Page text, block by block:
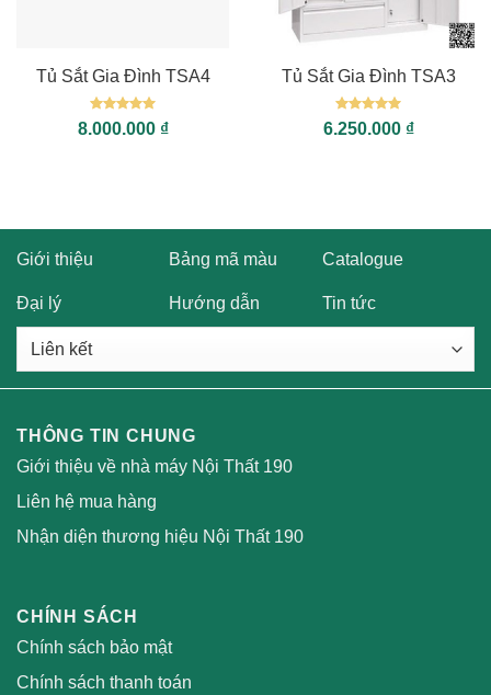
Tủ Sắt Gia Đình TSA4
Được xếp
hạng55
8.000.000 ₫
Tủ Sắt Gia Đình TSA3
Được xếp
hạng55
6.250.000 ₫
Giới thiệu Bảng mã màu Catalogue
Đại lý Hướng dẫn Tin tức
THÔNG TIN CHUNG
Giới thiệu về nhà máy Nội Thất 190
Liên hệ mua hàng
Nhận diện thương hiệu Nội Thất 190
CHÍNH SÁCH
Chính sách bảo mật
Chính sách thanh toán